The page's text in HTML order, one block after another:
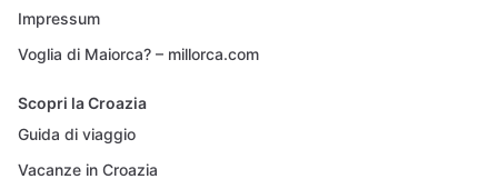
Impressum
Voglia di Maiorca? – millorca.com
Scopri la Croazia
Guida di viaggio
Vacanze in Croazia